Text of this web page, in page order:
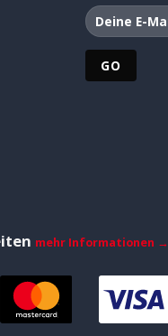
mehr Informationen →